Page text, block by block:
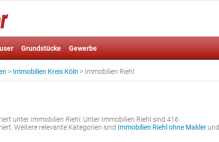
Grundstücke Gewerbe
> Immobilien Kreis Köln > Immobilien Riehl
unter Immobilien Riehl . Unter Immobilien Riehl sind 416
Weitere relevante Kategorien sind Immobilien Riehl ohne Makler und